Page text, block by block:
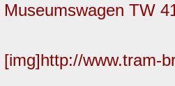
Museumswagen TW
[img]http://www.tram-